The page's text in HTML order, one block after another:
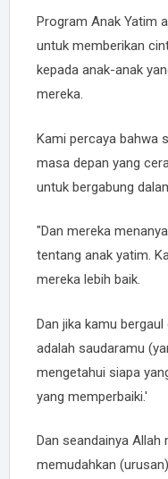
Program Anak Yatim
untuk memberikan
kepada anak-anak
mereka.
Kami percaya bahwa
masa depan yang
untuk bergabung
"Dan mereka
tentang anak yatim.
mereka lebih baik.
Dan jika kamu
adalah saudaramu
mengetahui siapa
yang memperbaiki.'
Dan seandainya Allah
memudahkan